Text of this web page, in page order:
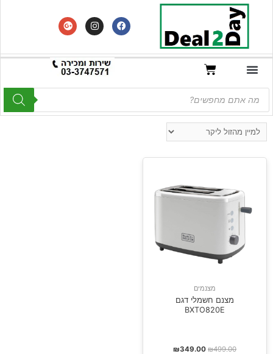
מצנמים
מצנם חשמלי דגם
BXTO820E
₪499.00
₪349.00